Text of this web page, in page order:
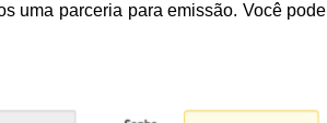
uma parceria para emissão. Você pode